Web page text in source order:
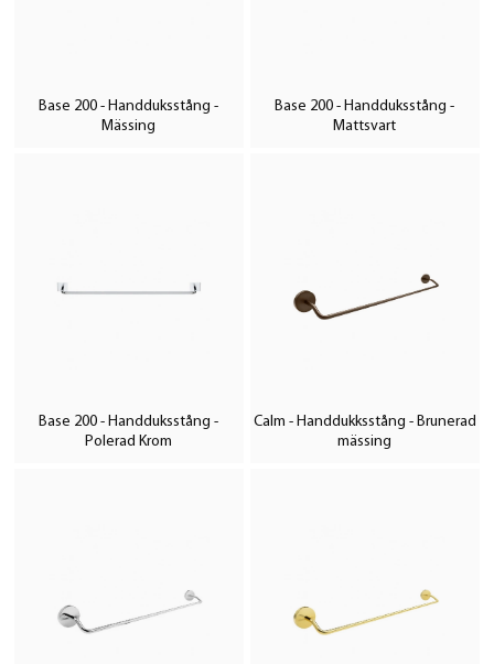
Base 200 - Handduksstång -
Mässing
Base 200 - Handduksstång -
Mattsvart
Base 200 - Handduksstång -
Polerad Krom
Calm - Handdukksstång - Brunerad
mässing